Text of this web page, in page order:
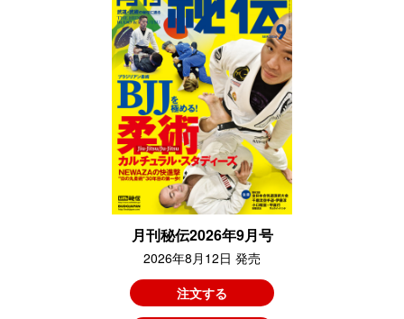
月刊秘伝2026年9月号
2026年8月12日 発売
注文する